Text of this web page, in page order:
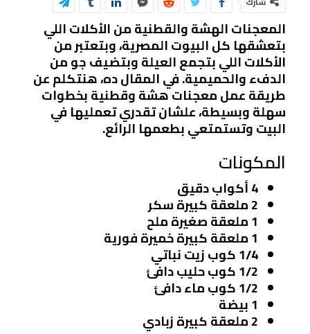
المعجنات الهشة والقطنية من الأكلات اللي
بتعشقها كل البيوت المصرية، وبتعتبر من
الأكلات اللي بتجمع العيلة وبتضيف جو من
الدفء والحميمية. في المقال ده، هنتكلم عن
طريقة عمل معجنات هشة وقطنية بخطوات
سهلة وبسيطة، علشان تقدري تعمليها في
البيت وتستمتعي بطعمها الرائع.
المكونات
4 أكواب دقيق
2 ملعقة كبيرة سكر
1 ملعقة صغيرة ملح
1 ملعقة كبيرة خميرة فورية
1/4 كوب زيت نباتي
1/2 كوب حليب دافئ
1/2 كوب ماء دافئ
1 بيضة
2 ملعقة كبيرة زبادي